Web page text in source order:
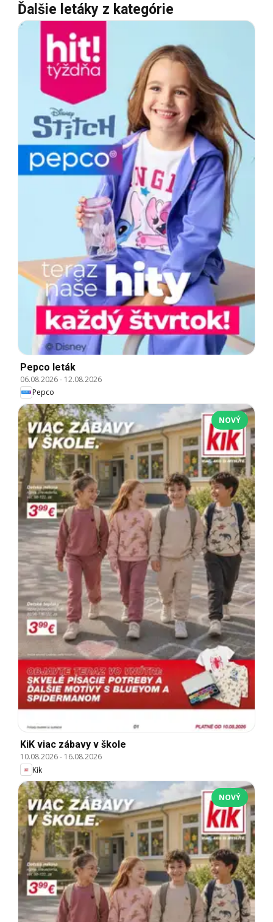
Ďalšie letáky z kategórie
Pepco leták
06.08.2026- 12.08.2026
Pepco
NOVÝ
KiK viac zábavy v škole
10.08.2026- 16.08.2026
Kik
NOVÝ